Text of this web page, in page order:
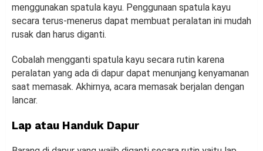
menggunakan spatula kayu. Penggunaan spatula kayu
secara terus-menerus dapat membuat peralatan ini mudah
rusak dan harus diganti.
Cobalah mengganti spatula kayu secara rutin karena
peralatan yang ada di dapur dapat menunjang kenyamanan
saat memasak. Akhirnya, acara memasak berjalan dengan
lancar.
Lap atau Handuk Dapur